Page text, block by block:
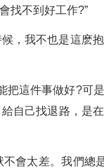
找不到好工作?”
，我不也是這麽
這件事做好?可
自己找退路，是
會太差。我們總